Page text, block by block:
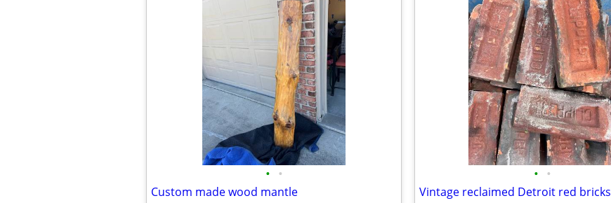
• •
Custom made wood mantle
• •
Vintage reclaimed Detroit red bricks